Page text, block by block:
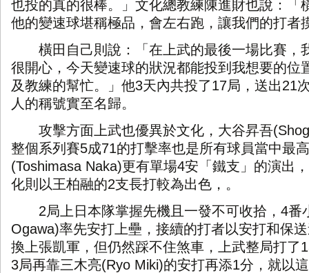
也投的真的很棒。」文化總教練陳進財也說：「
他的變速球堪稱極品，會左右跑，讓我們的打者
橫田自己則說：「在上武的最後一場比賽，
很開心，今天變速球的狀況都能投到我想要的位
及教練的幫忙。」他3天內共投了17局，送出21
人的稱號實至名歸。
攻擊方面上武也優異於文化，大谷昇吾
整個系列賽5成71的打擊率也是所有球員當中最
(Toshimasa Naka)更有單場4安「鐵支」的演出
化則以王柏融的2支長打較為出色，。
2局上日本隊掌握先機且一發不可收拾， 4番
Ogawa)率先安打上壘，接續的打者以安打和保
換上張凱軍，但仍然踩不住煞車，上武整局打了
3局再靠三木亮(Ryo Miki)的安打再添1分，就以